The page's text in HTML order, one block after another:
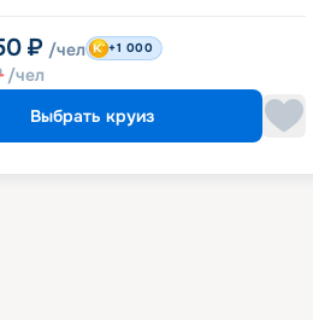
₽ /чел
/чел
+1 000
Выбрать круиз